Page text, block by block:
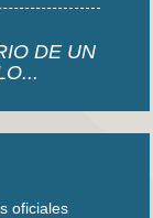
DE UN
oficiales